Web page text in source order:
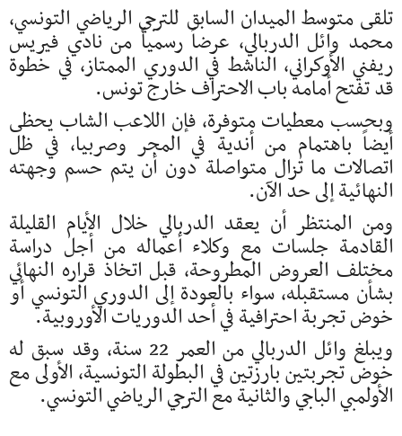
تلقى متوسط الميدان السابق للترجي الرياضي التونسي،
محمد وائل الدربالي، عرضاً رسمياً من نادي فيريس
ريفني الأوكراني، الناشط في الدوري الممتاز، في خطوة
قد تفتح أمامه باب الاحتراف خارج تونس.
وبحسب معطيات متوفرة، فإن اللاعب الشاب يحظى
أيضاً باهتمام من أندية في المجر وصربيا، في ظل
اتصالات ما تزال متواصلة دون أن يتم حسم وجهته
النهائية إلى حد الآن.
ومن المنتظر أن يعقد الدربالي خلال الأيام القليلة
القادمة جلسات مع وكلاء أعماله من أجل دراسة
مختلف العروض المطروحة، قبل اتخاذ قراره النهائي
بشأن مستقبله، سواء بالعودة إلى الدوري التونسي أو
خوض تجربة احترافية في أحد الدوريات الأوروبية.
ويبلغ وائل الدربالي من العمر 22 سنة، وقد سبق له
خوض تجربتين بارزتين في البطولة التونسية، الأولى مع
الأولمبي الباجي والثانية مع الترجي الرياضي التونسي.